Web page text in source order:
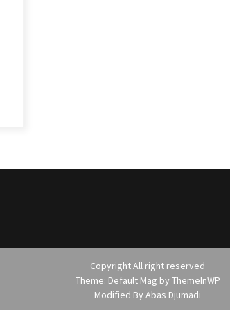
Copyright All right reserved
Theme: Default Mag by ThemeInWP
Modified By Abas Djumadi